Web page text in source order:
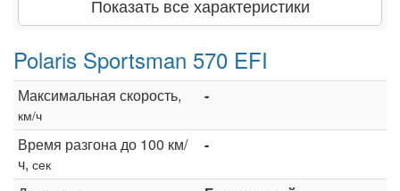
Показать все характеристики
Polaris Sportsman 570 EFI
Максимальная скорость,
км/ч
-
Время разгона до 100 км/
ч, сек
-